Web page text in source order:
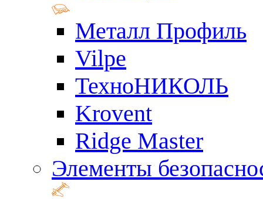
Металл Профиль
Vilpe
ТехноНИКОЛЬ
Krovent
Ridge Master
Элементы